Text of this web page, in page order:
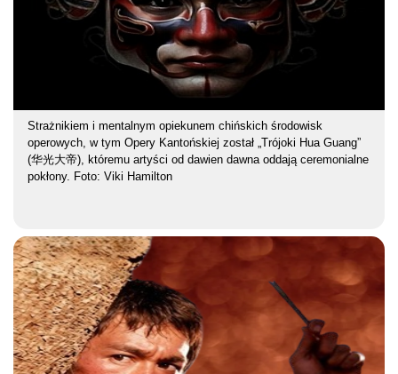
Strażnikiem i mentalnym opiekunem chińskich środowisk
operowych, w tym Opery Kantońskiej został „Trójoki Hua Guang”
(华光大帝), któremu artyści od dawien dawna oddają ceremonialne
pokłony. Foto: Viki Hamilton